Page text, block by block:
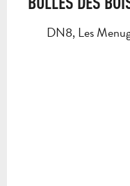
DN8, Les